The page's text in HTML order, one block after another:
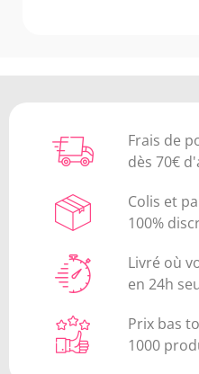
Frais de
dès 70€
Colis et
100%
Livré où
en 24h
Prix bas
1000